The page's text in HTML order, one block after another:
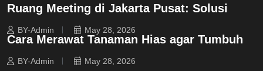
Ruang Meeting di Jakarta Pusat: Solusi
BY-Admin May 28, 2026
Cara Merawat Tanaman Hias agar Tumbuh
BY-Admin May 28, 2026